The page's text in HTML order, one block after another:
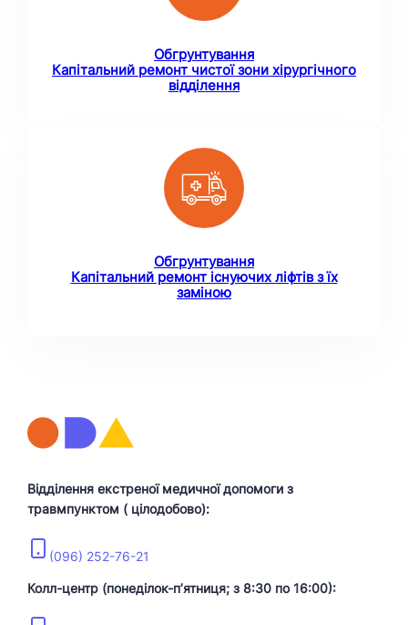
Обгрунтування
Капітальний ремонт чистої зони хірургічного
відділення
Обгрунтування
Капітальний ремонт існуючих ліфтів з їх
заміною
Відділення екстреної медичної допомоги з
травмпунктом ( цілодобово):
(096) 252-76-21
Колл-центр (понеділок-пʼятниця; з 8:30 по 16:00):